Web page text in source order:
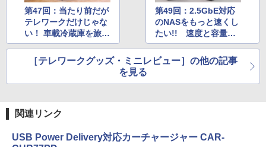
第47回：当たり前だが
テレワークだけじゃな
い！ 車載冷蔵庫を旅行
でも使い倒してみた
第49回：2.5GbE対応
のNASをもっと速くし
たい!! 速度と容量を
アップしつつデータも
保護するおトクな方法
［テレワークグッズ・ミニレビュー］の他の記事
を見る
関連リンク
USB Power Delivery対応カーチャージャー CAR-